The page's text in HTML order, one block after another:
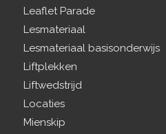
Leaflet Parade
Lesmateriaal
Lesmateriaal basisonderwijs
Liftplekken
Liftwedstrijd
Locaties
Mienskip